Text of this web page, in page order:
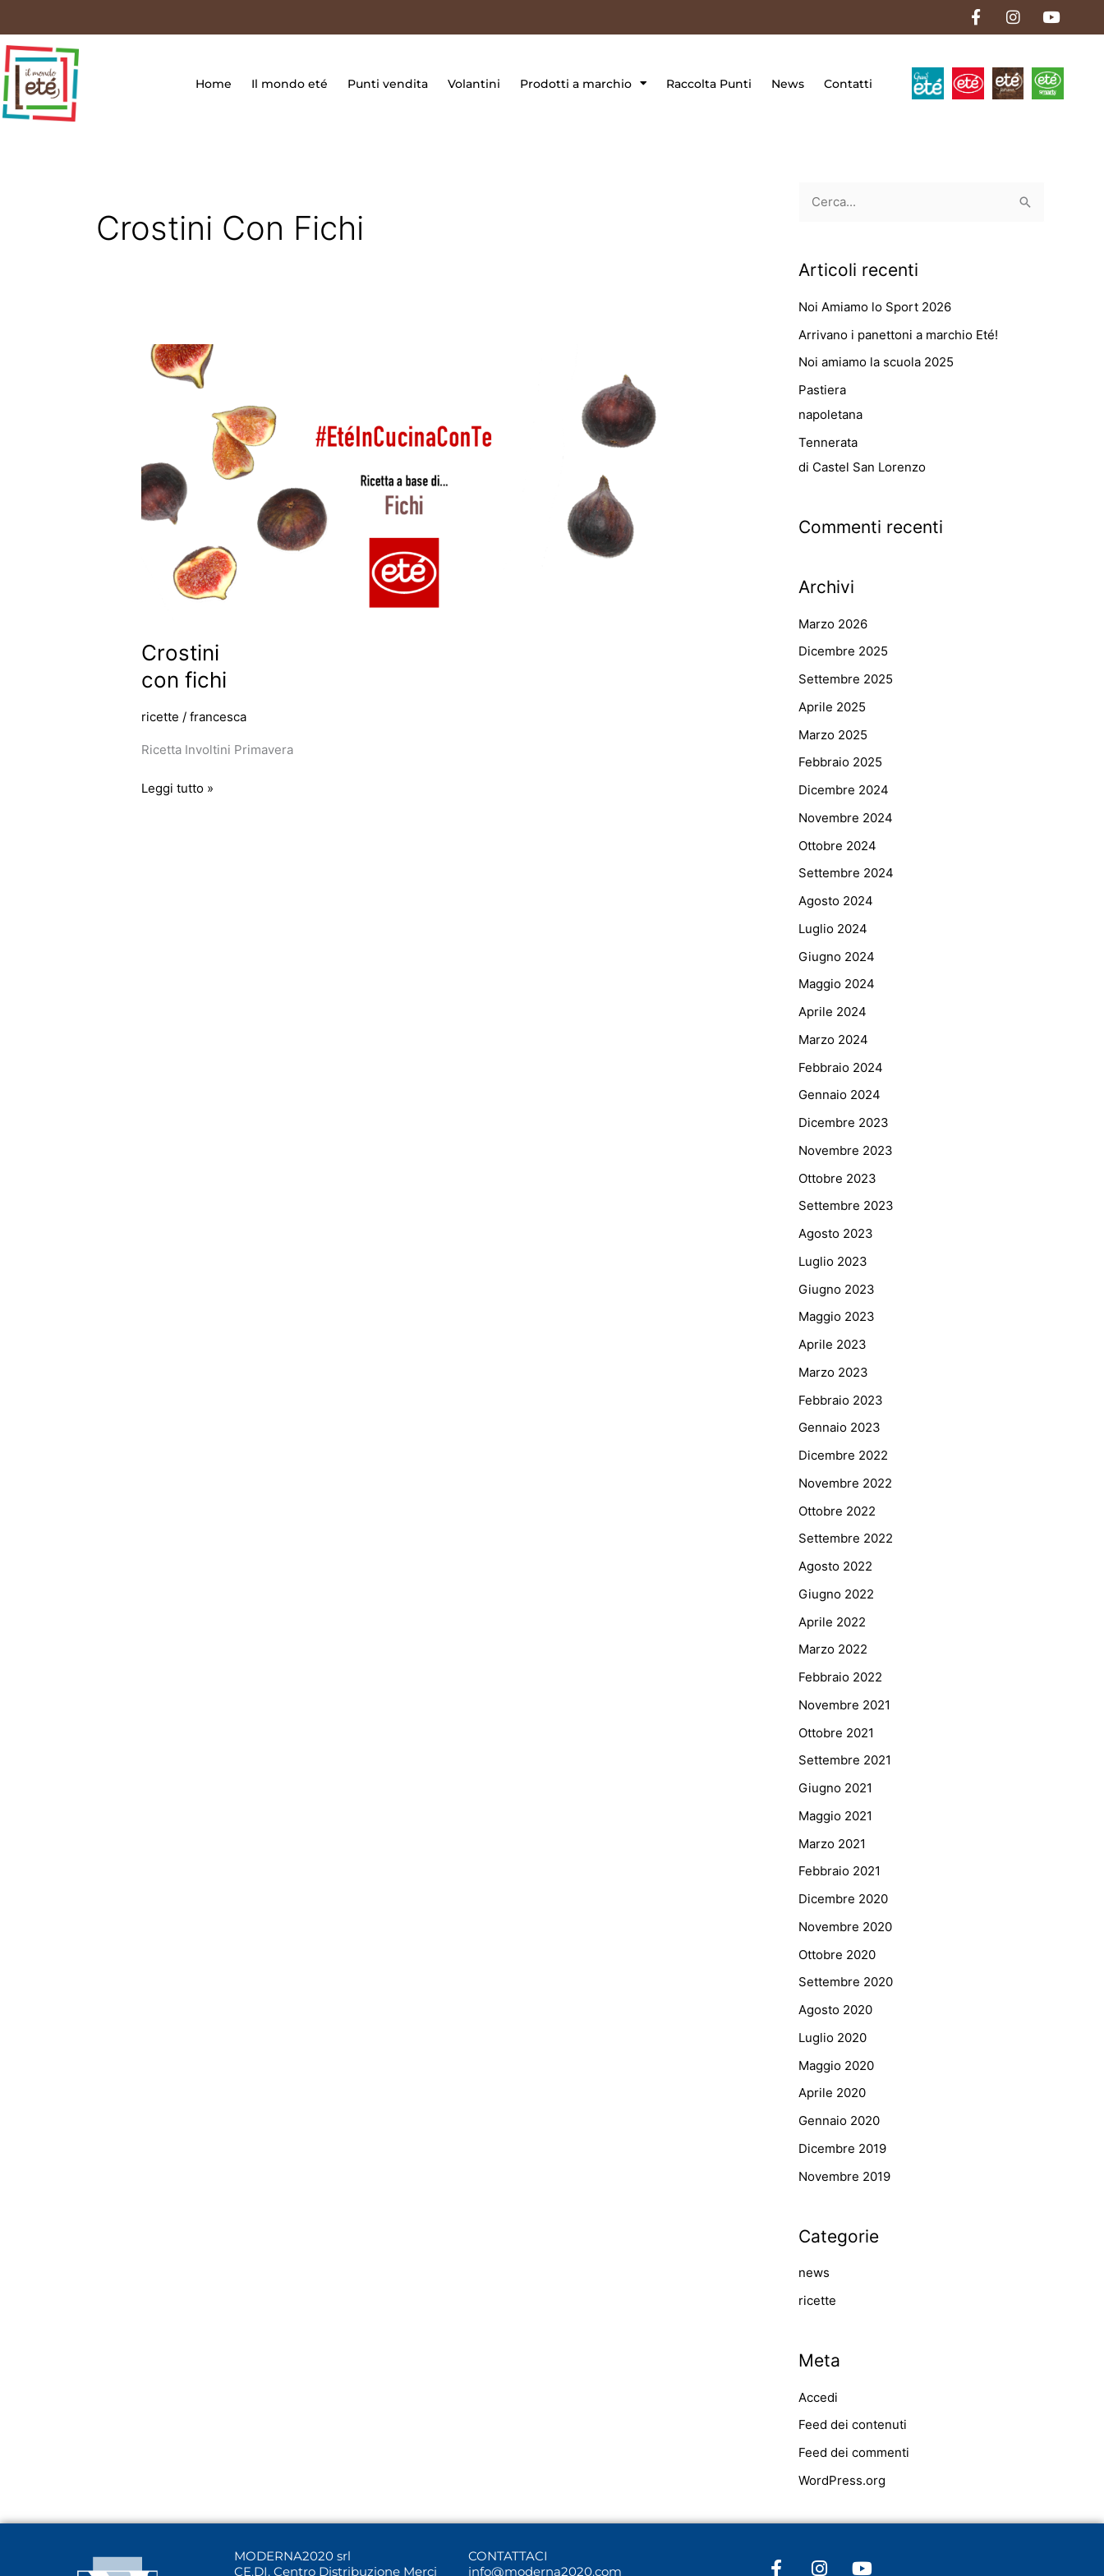
contenuto
F
a
c
b
o
o
I
n
s
a
g
r
Y
o
u
u
b
e
Home Il mondo eté Punti vendita Volantini Prodotti a marchio Raccolta Punti News Contatti
Crostini Con Fichi
Crostini
con fichi
ricette /francesca
Ricetta Involtini Primavera
Crostini
con
Leggi tutto »
c
a
Articoli recenti
Noi Amiamo lo Sport 2026
Arrivano i panettoni a marchio Eté!
Noi amiamo la scuola 2025
Pastiera
napoletana
Tennerata
di Castel San Lorenzo
Commenti recenti
Archivi
Marzo 2026
Dicembre 2025
Settembre 2025
Aprile 2025
Marzo 2025
Febbraio 2025
Dicembre 2024
Novembre 2024
Ottobre 2024
Settembre 2024
Agosto 2024
Luglio 2024
Giugno 2024
Maggio 2024
Aprile 2024
Marzo 2024
Febbraio 2024
Gennaio 2024
Dicembre 2023
Novembre 2023
Ottobre 2023
Settembre 2023
Agosto 2023
Luglio 2023
Giugno 2023
Maggio 2023
Aprile 2023
Marzo 2023
Febbraio 2023
Gennaio 2023
Dicembre 2022
Novembre 2022
Ottobre 2022
Settembre 2022
Agosto 2022
Giugno 2022
Aprile 2022
Marzo 2022
Febbraio 2022
Novembre 2021
Ottobre 2021
Settembre 2021
Giugno 2021
Maggio 2021
Marzo 2021
Febbraio 2021
Dicembre 2020
Novembre 2020
Ottobre 2020
Settembre 2020
Agosto 2020
Luglio 2020
Maggio 2020
Aprile 2020
Gennaio 2020
Dicembre 2019
Novembre 2019
Categorie
news
ricette
Meta
Accedi
Feed dei contenuti
Feed dei commenti
WordPress.org
MODERNA2020 srl
CE.DI. Centro Distribuzione Merci
CONTATTACI
info@moderna2020.com
F
I
Y